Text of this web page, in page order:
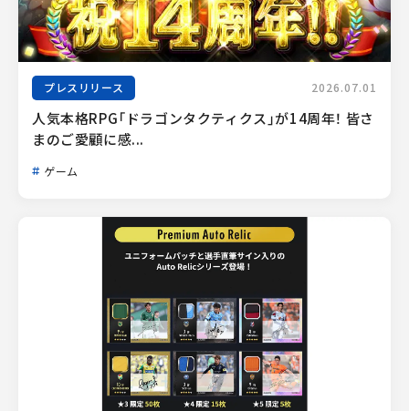
プレスリリース 2026.07.01
人気本格RPG「ドラゴンタクティクス」が14周年！ 皆さ
まのご愛顧に感...
ゲーム